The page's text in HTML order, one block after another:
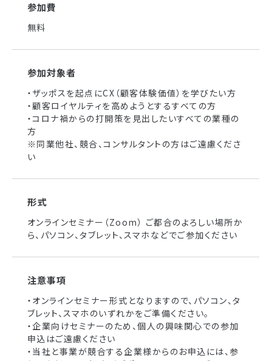
参加費
無料
参加対象者
・ザッポスを起点にCX（顧客体験価値）を学びたい方
・顧客ロイヤルティを高めようとするすべての方
・コロナ禍からの打開策を見出したいすべての業種の
方
※同業他社、競合、コンサルタントの方はご遠慮くださ
い
形式
オンラインセミナー（Zoom） ご都合のよろしい場所か
ら、パソコン、タブレット、スマホなどでご参加ください
注意事項
・オンラインセミナー形式となりますので、パソコン、タ
ブレット、スマホのいずれかをご準備ください。
・企業向けセミナーのため、個人の興味関心での参加
申込はご遠慮ください
・当社と事業が競合する企業様からのお申込には、参